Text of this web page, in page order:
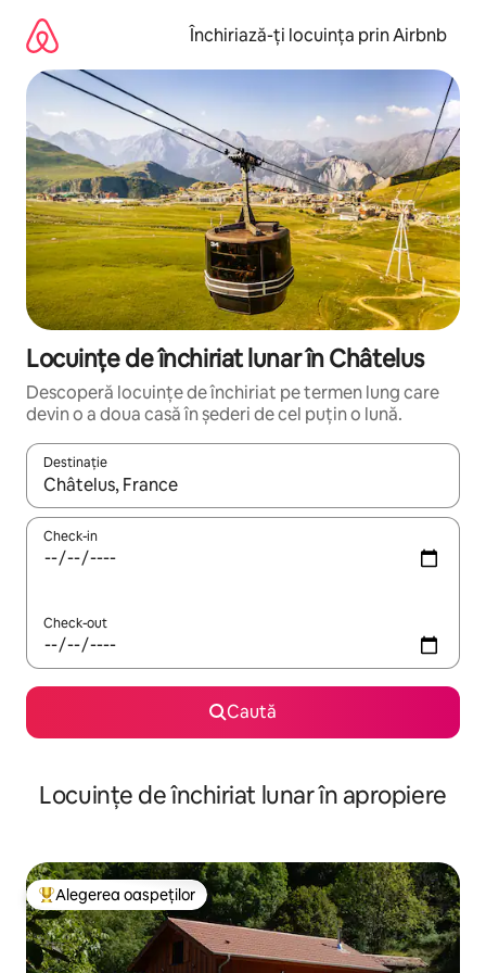
mergi
conținut
Închiriază-ți locuința prin Airbnb
Locuințe de închiriat lunar în Châtelus
Descoperă locuințe de închiriat pe termen lung care
devin o a doua casă în șederi de cel puțin o lună.
Destinație
Când se încarcă rezultatele, navighează folosind tastele
Check-in
Check-out
Caută
Locuințe de închiriat lunar în apropiere
Locuință din topul categoriei Alegerea oaspeților
Alegerea oaspeților